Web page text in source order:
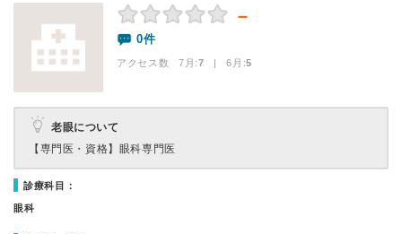
－
0件
アクセス数 7月:7 | 6月:5
老眼について
【専門医・資格】 眼科専門医
診療科目：
眼科